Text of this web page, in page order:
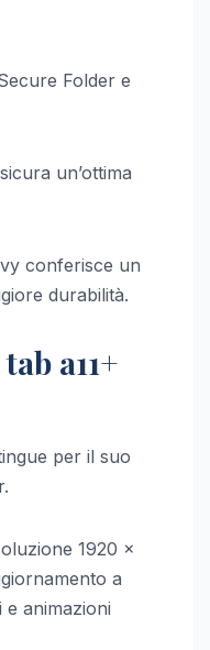
Folder e
un’ottima
conferisce un
durabilità.
a11+
per il suo
1920 x
a
animazioni